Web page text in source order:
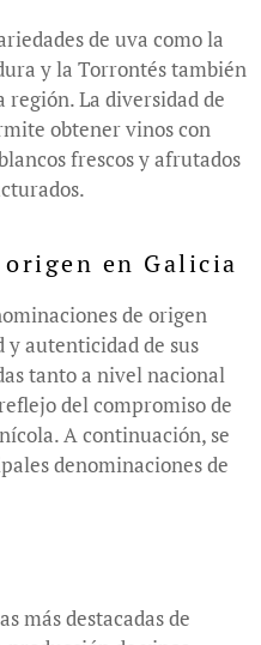
de uva como la
y la Torrontés también
La diversidad de
obtener vinos con
frescos y afrutados
en Galicia
de origen
y autenticidad de sus
tanto a nivel nacional
del compromiso de
A continuación, se
denominaciones de
más destacadas de